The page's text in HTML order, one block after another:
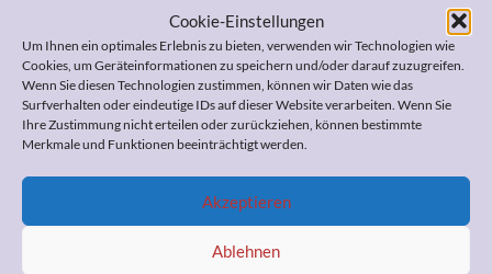
Cookie-Einstellungen
Um Ihnen ein optimales Erlebnis zu bieten, verwenden wir Technologien wie
Cookies, um Geräteinformationen zu speichern und/oder darauf zuzugreifen.
Wenn Sie diesen Technologien zustimmen, können wir Daten wie das
Surfverhalten oder eindeutige IDs auf dieser Website verarbeiten. Wenn Sie
Ihre Zustimmung nicht erteilen oder zurückziehen, können bestimmte
Merkmale und Funktionen beeinträchtigt werden.
Akzeptieren
Ablehnen
Wenn Sie Fragen zum Widerspruch, zur
Pflegeeinstufung, zur Organisation der häuslichen Pflege,
zum Umgang mit Ihrem demenzerkrankten Angehörigen,
zu Ihrer Vorsorgevollmacht und Patientenverfügung
Ihnen bestimmt helfen. Ich berate Sie professionell und
Also, sprechen Sie mich bitte an!